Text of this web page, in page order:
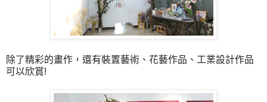
除了精彩的畫作，還有裝置藝術、花藝作品、工業設計作品
可以欣賞!